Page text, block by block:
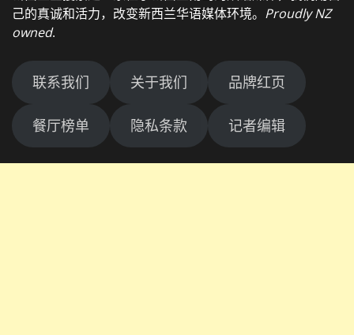
己的真诚和活力，改变新西兰华语媒体环境。 Proudly NZ
owned.
联系我们 关于我们 品牌红页
餐厅榜单 隐私条款 记者编辑